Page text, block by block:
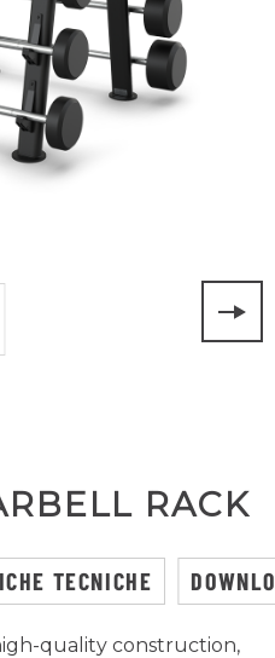
RACK
TECNICHE
quality construction,